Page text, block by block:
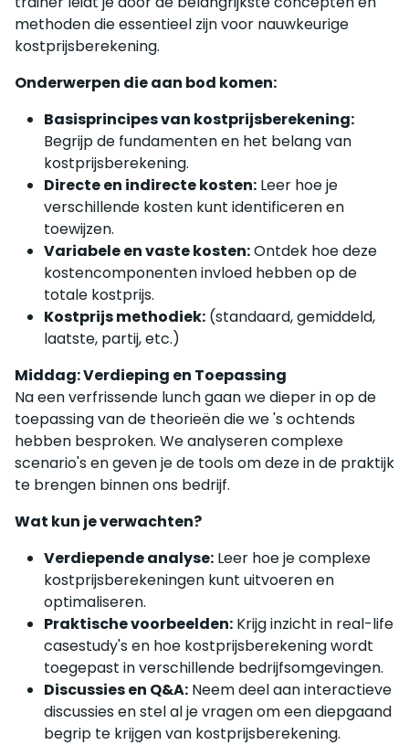
methoden die essentieel zijn voor nauwkeurige
kostprijsberekening.
Onderwerpen die aan bod komen:
Basisprincipes van kostprijsberekening:
Begrijp de fundamenten en het belang van
kostprijsberekening.
Directe en indirecte kosten: Leer hoe je
verschillende kosten kunt identificeren en
toewijzen.
Variabele en vaste kosten:Ontdek hoe deze
kostencomponenten invloed hebben op de
totale kostprijs.
Kostprijs methodiek: (standaard, gemiddeld,
laatste, partij, etc.)
Middag: Verdieping en Toepassing
Na een verfrissende lunch gaan we dieper in op de
toepassing van de theorieën die we 's ochtends
hebben besproken. We analyseren complexe
scenario's en geven je de tools om deze in de praktijk
te brengen binnen ons bedrijf.
Wat kun je verwachten?
Verdiepende analyse: Leer hoe je complexe
kostprijsberekeningen kunt uitvoeren en
optimaliseren.
Praktische voorbeelden: Krijg inzicht in real-life
casestudy's en hoe kostprijsberekening wordt
toegepast in verschillende bedrijfsomgevingen.
Discussies en Q&A: Neem deel aan interactieve
discussies en stel al je vragen om een diepgaand
begrip te krijgen van kostprijsberekening.